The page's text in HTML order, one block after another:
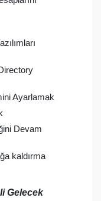
Ayarlamak
Devam
kaldırma
Gelecek